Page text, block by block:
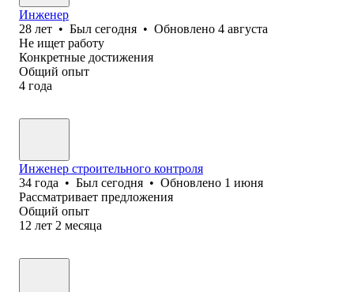
Инженер
28 лет • Был сегодня • Обновлено 4 августа
Не ищет работу
Конкретные достижения
Общий опыт
4 года
Инженер строительного контроля
34 года • Был сегодня • Обновлено 1 июня
Рассматривает предложения
Общий опыт
12 лет 2 месяца